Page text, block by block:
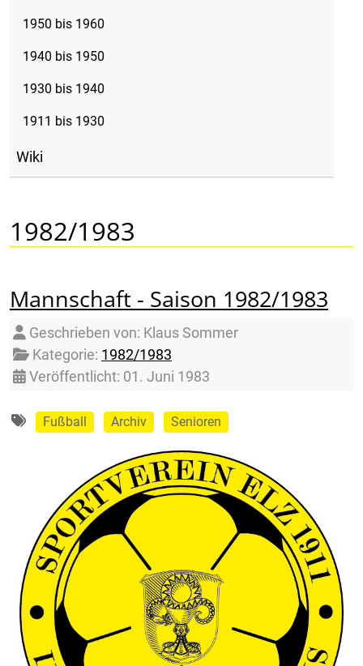
1950 bis 1960
1940 bis 1950
1930 bis 1940
1911 bis 1930
Wiki
1982/1983
Mannschaft - Saison 1982/1983
Details
Geschrieben von: Klaus Sommer
Kategorie: 1982/1983
Veröffentlicht: 01. Juni 1983
Fußball Archiv Senioren